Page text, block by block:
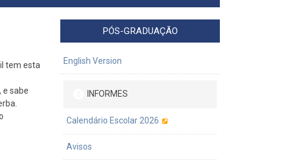
tem esta
e sabe
PÓS-GRADUAÇÃO
English Version
INFORMES
Calendário Escolar 2026
Avisos